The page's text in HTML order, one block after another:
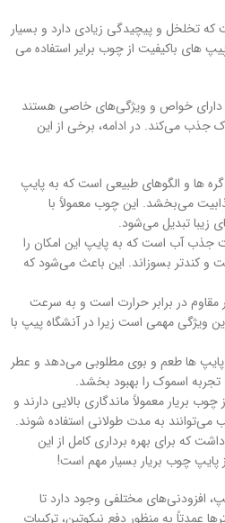
که تخلخل و پیچیدگی زیادی دارد و بسیار
های باکیفیت از چوب برایر استفاده می
دارای خواص و ویژگی‌های خاصی هستند
جذب می‌کند. در ادامه، برخی از این
ها و الگوهای طبیعی است که به پایپ‌
می‌بخشد. این چوب معمولاً با
زیبا تبدیل می‌شود.
آب است که به پایپ این امکان را
و کندتر بسوزاند. این باعث می‌شود که
مقاوم در برابر حرارت است و به سرعت
ویژگی مهمی است زیرا در آنشگاه پیپ با
ها طعم و بوی مطلوبی می‌دهد و عطر
تجربه اسموک را بهبود بخشد.
بریار معمولاً ماندگاری بالایی دارند و
به مدت طولانی استفاده شوند.
که برای بهره‌ برداری کامل از این
چوب بریار بسیار مهم است!
افزودنی‌های مختلفی وجود دارد تا
عمدتاً به منظور دفع نیکوتین، ترکیبات